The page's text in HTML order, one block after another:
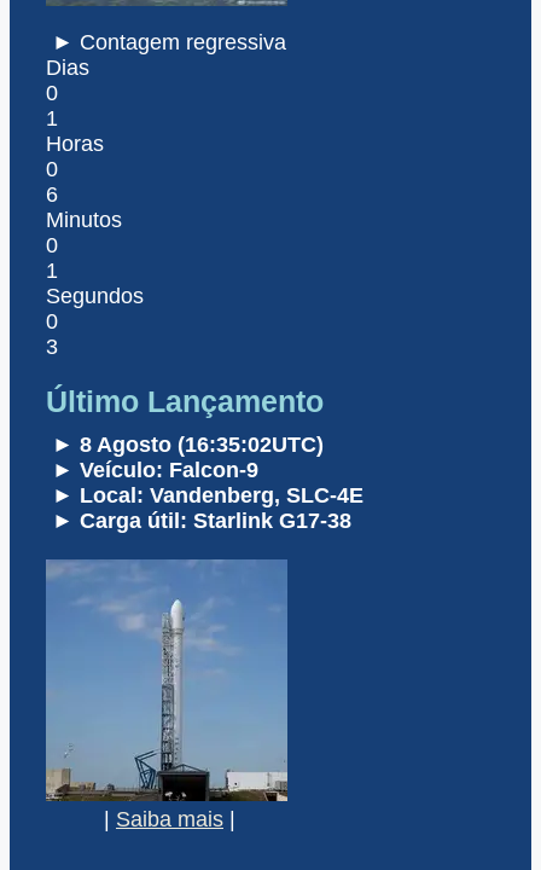
► Contagem regressiva
Dias
0
1
Horas
0
6
Minutos
0
1
Segundos
0
3
Último Lançamento
► 8 Agosto (16:35:02UTC)
► Veículo: Falcon-9
► Local: Vandenberg, SLC-4E
► Carga útil: Starlink G17-38
| Saiba mais |